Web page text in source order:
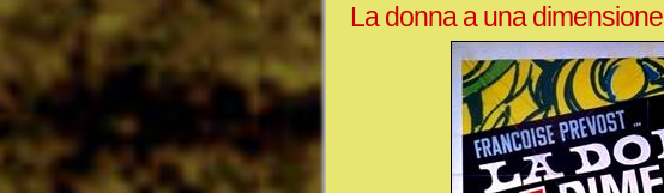
La donna a una dimensione